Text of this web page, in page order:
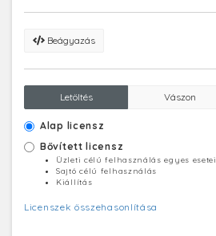
Beágyazás
Letöltés Vászon
Alap licensz
Bővített licensz
Üzleti célú felhasználás egyes esetei
Sajtó célú felhasználás
Kiállítás
Licenszek összehasonlítása